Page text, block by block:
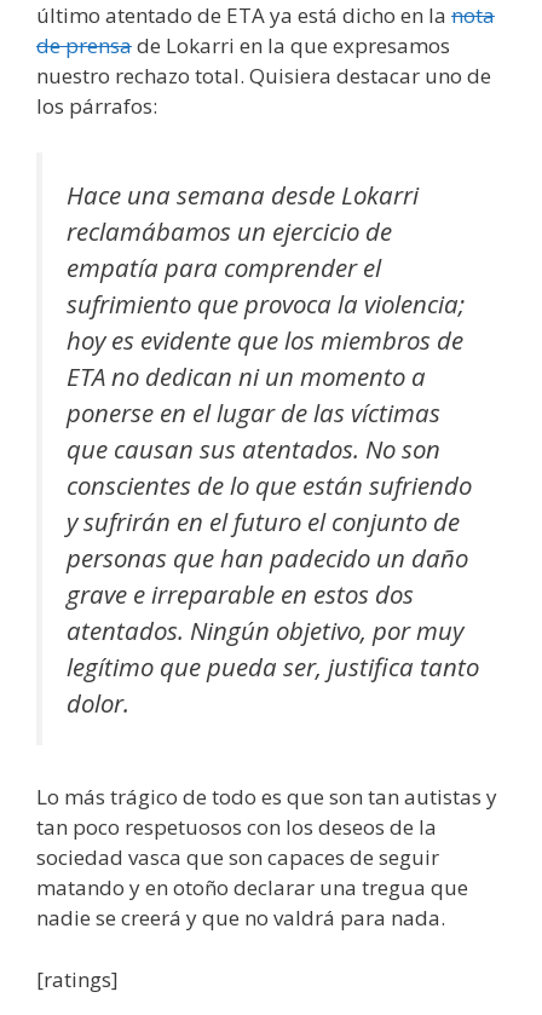
último atentado de ETA ya está dicho en la nota
de prensade Lokarri en la que expresamos
nuestro rechazo total. Quisiera destacar uno de
los párrafos:
Hace una semana desde Lokarri
reclamábamos un ejercicio de
empatía para comprender el
sufrimiento que provoca la violencia;
hoy es evidente que los miembros de
ETA no dedican ni un momento a
ponerse en el lugar de las víctimas
que causan sus atentados. No son
conscientes de lo que están sufriendo
y sufrirán en el futuro el conjunto de
personas que han padecido un daño
grave e irreparable en estos dos
atentados. Ningún objetivo, por muy
legítimo que pueda ser, justifica tanto
dolor.
Lo más trágico de todo es que son tan autistas y
tan poco respetuosos con los deseos de la
sociedad vasca que son capaces de seguir
matando y en otoño declarar una tregua que
nadie se creerá y que no valdrá para nada.
[ratings]